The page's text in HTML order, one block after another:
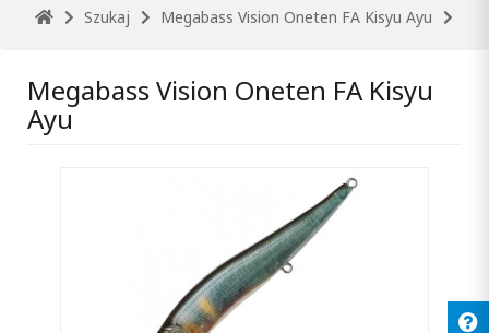
Szukaj Megabass Vision Oneten FA Kisyu Ayu
Megabass Vision Oneten FA Kisyu
Ayu